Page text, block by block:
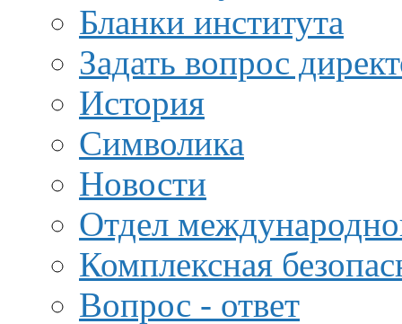
Бланки института
Задать вопрос
История
Символика
Новости
Отдел
Комплексная
Вопрос - ответ